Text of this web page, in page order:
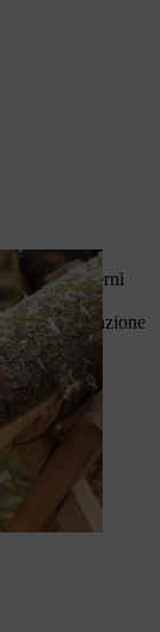
più esterni
con la
con attenzione